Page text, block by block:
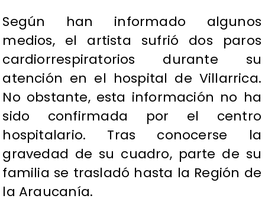
Según han informado algunos
medios, el artista sufrió dos paros
cardiorrespiratorios durante su
atención en el hospital de Villarrica.
No obstante, esta información no ha
sido confirmada por el centro
hospitalario. Tras conocerse la
gravedad de su cuadro, parte de su
familia se trasladó hasta la Región de
la Araucanía.